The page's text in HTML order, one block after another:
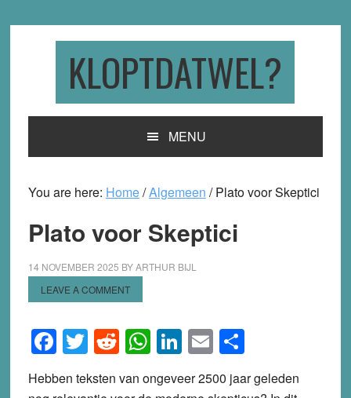
KLOPTDATWEL?
MENU
You are here: Home/Algemeen /Plato voor Skeptici
Plato voor Skeptici
14 NOVEMBER 2025 BYARTHUR BIJL
LEAVE A COMMENT
Facebook
Twitter
Reddit
WhatsApp
LinkedIn
EmailShare
Hebben teksten van ongeveer 2500 jaar geleden